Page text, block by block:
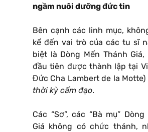
ngầm nuôi dưỡng đức tin
Bên cạnh các linh mục,
kể đến vai trò của các tu sĩ
biệt là Dòng Mến Thánh
đầu tiên được thành lập tại
Đức Cha Lambert de la Motte)
thời kỳ cấm đạo.
Các “Sơ”, các “Bà mụ”
Giá không có chức thánh,